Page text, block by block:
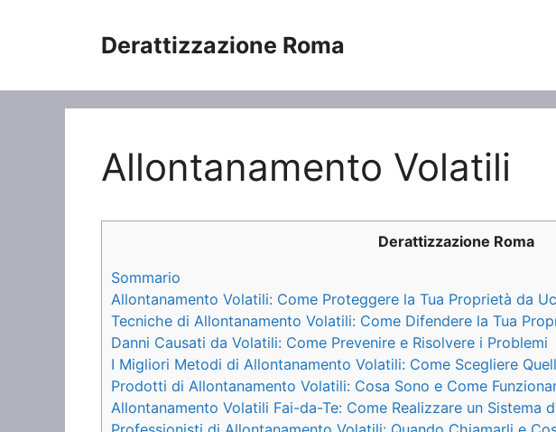
Derattizzazione Roma
Allontanamento Volatili
Derattizzazione Roma
Sommario
Allontanamento Volatili: Come Proteggere la Tua Proprietà da
Tecniche di Allontanamento Volatili: Come Difendere la Tua
Danni Causati da Volatili: Come Prevenire e Risolvere i Problemi
I Migliori Metodi di Allontanamento Volatili: Come Scegliere
Prodotti di Allontanamento Volatili: Cosa Sono e Come
Allontanamento Volatili Fai-da-Te: Come Realizzare un Sistema